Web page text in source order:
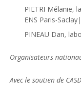
PIETRI Mélanie,
ENS Paris-
PINEAU Dan,
Organisateurs
Avec le soutien de